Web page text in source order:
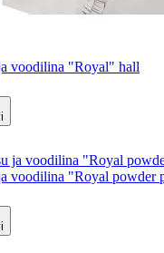
voodilina "Royal" hall
voodilina "Royal powder